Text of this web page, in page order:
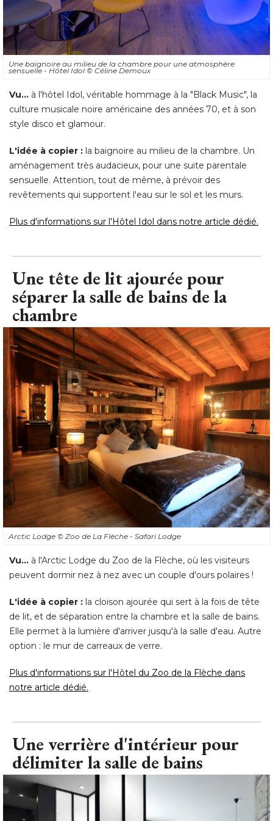
Une baignoire au milieu de la chambre pour une atmosphère
sensuelle - Hôtel Idol © Céline Demoux
Vu... à l'hôtel Idol, véritable hommage à la "Black Music", la
culture musicale noire américaine des années 70, et à son
style disco et glamour.
L'idée à copier : la baignoire au milieu de la chambre. Un
aménagement très audacieux, pour une suite parentale
sensuelle. Attention, tout de même, à prévoir des
revêtements qui supportent l'eau sur le sol et les murs.
Plus d'informations sur l'Hôtel Idol dans notre article dédié.
Une tête de lit ajourée pour
séparer la salle de bains de la
chambre
Arctic Lodge © Zoo de La Flèche - Safari Lodge
Vu... à l'Arctic Lodge du Zoo de la Flèche, où les visiteurs
peuvent dormir nez à nez avec un couple d'ours polaires !
L'idée à copier : la cloison ajourée qui sert à la fois de tête
de lit, et de séparation entre la chambre et la salle de bains.
Elle permet à la lumière d'arriver jusqu'à la salle d'eau. Autre
option : le mur de carreaux de verre.
Plus d'informations sur l'Hôtel du Zoo de la Flèche dans
notre article dédié.
Une verrière d'intérieur pour
délimiter la salle de bains